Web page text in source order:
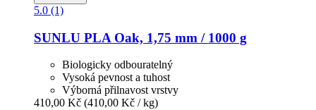
5.0 (1)
SUNLU PLA Oak, 1,75 mm / 1000 g
Biologicky odbouratelný
Vysoká pevnost a tuhost
Výborná přilnavost vrstvy
410,00 Kč (410,00 Kč / kg)